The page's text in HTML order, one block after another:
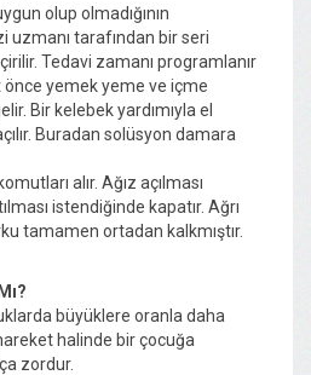
olup olmadığının
uzmanı tarafından bir seri
Tedavi zamanı programlanır
yemek yeme ve içme
Bir kelebek yardımıyla el
Buradan solüsyon damara
alır. Ağız açılması
istendiğinde kapatır. Ağrı
tamamen ortadan kalkmıştır.
büyüklere oranla daha
halinde bir çocuğa
zordur.